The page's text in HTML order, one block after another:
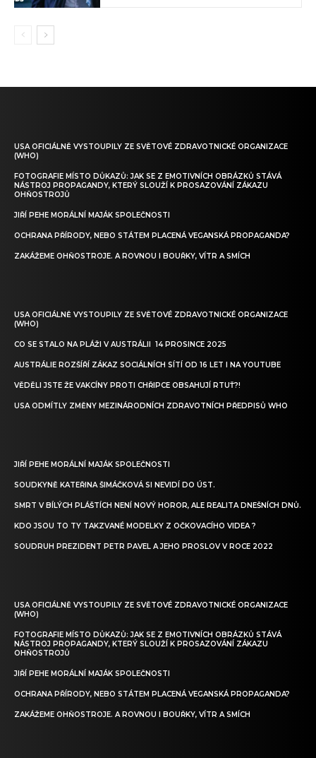
USA OFICIÁLNĚ VYSTOUPILY ZE SVĚTOVÉ ZDRAVOTNICKÉ ORGANIZACE
(WHO)
FOTOGRAFIE MÍSTO DŮKAZŮ: JAK SE Z EMOTIVNÍCH OBRÁZKŮ STÁVÁ
NÁSTROJ PROPAGANDY, KTERÝ SLOUŽÍ K PROSAZOVÁNÍ ZÁKAZU
OHŇOSTROJŮ
JIŘÍ PEHE MORÁLNÍ MAJÁK SPOLEČNOSTI
OCHRANA PŘÍRODY, NEBO STÁTEM PLACENÁ VEGANSKÁ PROPAGANDA?
ZAKÁŽEME OHŇOSTROJE. A ROVNOU I BOUŘKY, VÍTR A SMÍCH
USA OFICIÁLNĚ VYSTOUPILY ZE SVĚTOVÉ ZDRAVOTNICKÉ ORGANIZACE
(WHO)
CO SE STALO NA PLÁŽI V AUSTRÁLII 14 PROSINCE 2025
AUSTRÁLIE ROZŠÍŘÍ ZÁKAZ SOCIÁLNÍCH SÍTÍ OD 16 LET I NA YOUTUBE
VĚDĚLI JSTE ŽE VAKCÍNY PROTI CHŘIPCE OBSAHUJÍ RTUŤ?!
USA ODMÍTLY ZMĚNY MEZINÁRODNÍCH ZDRAVOTNÍCH PŘEDPISŮ WHO
JIŘÍ PEHE MORÁLNÍ MAJÁK SPOLEČNOSTI
SOUDKYNĚ KATEŘINA ŠIMÁČKOVÁ SI NEVIDÍ DO ÚST.
SMRT V BÍLÝCH PLÁŠTÍCH NENÍ NOVÝ HOROR, ALE REALITA DNEŠNÍCH DNŮ.
KDO JSOU TO TY TAKZVANÉ MODELKY Z OČKOVACÍHO VIDEA ?
SOUDRUH PREZIDENT PETR PAVEL A JEHO PROSLOV V ROCE 2022
USA OFICIÁLNĚ VYSTOUPILY ZE SVĚTOVÉ ZDRAVOTNICKÉ ORGANIZACE
(WHO)
FOTOGRAFIE MÍSTO DŮKAZŮ: JAK SE Z EMOTIVNÍCH OBRÁZKŮ STÁVÁ
NÁSTROJ PROPAGANDY, KTERÝ SLOUŽÍ K PROSAZOVÁNÍ ZÁKAZU
OHŇOSTROJŮ
JIŘÍ PEHE MORÁLNÍ MAJÁK SPOLEČNOSTI
OCHRANA PŘÍRODY, NEBO STÁTEM PLACENÁ VEGANSKÁ PROPAGANDA?
ZAKÁŽEME OHŇOSTROJE. A ROVNOU I BOUŘKY, VÍTR A SMÍCH